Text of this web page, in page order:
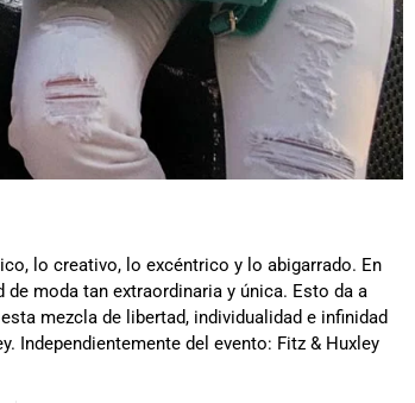
lo creativo, lo excéntrico y lo abigarrado. En
moda tan extraordinaria y única. Esto da a
mezcla de libertad, individualidad e infinidad
Independientemente del evento: Fitz & Huxley